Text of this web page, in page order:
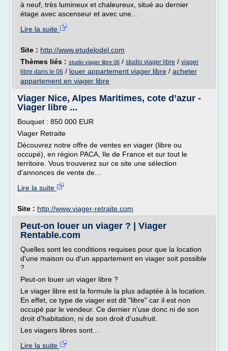
à neuf, très lumineux et chaleureux, situé au dernier
étage avec ascenseur et avec une...
Lire la suite
Site : http://www.etudelodel.com
Thèmes liés : studio viager libre 06 / studio viager libre / viager
libre dans le 06 / louer appartement viager libre / acheter
appartement en viager libre
Viager Nice, Alpes Maritimes, cote d’azur -
Viager libre ...
Bouquet : 850 000 EUR
Viager Retraite
Découvrez notre offre de ventes en viager (libre ou
occupé), en région PACA, Ile de France et sur tout le
territoire. Vous trouverez sur ce site une sélection
d'annonces de vente de...
Lire la suite
Site : http://www.viager-retraite.com
Peut-on louer un viager ? | Viager
Rentable.com
Quelles sont les conditions requises pour que la location
d'une maison ou d'un appartement en viager soit possible
?
Peut-on louer un viager libre ?
Le viager libre est la formule la plus adaptée à la location.
En effet, ce type de viager est dit "libre" car il est non
occupé par le vendeur. Ce dernier n'use donc ni de son
droit d'habitation, ni de son droit d'usufruit.
Les viagers libres sont...
Lire la suite